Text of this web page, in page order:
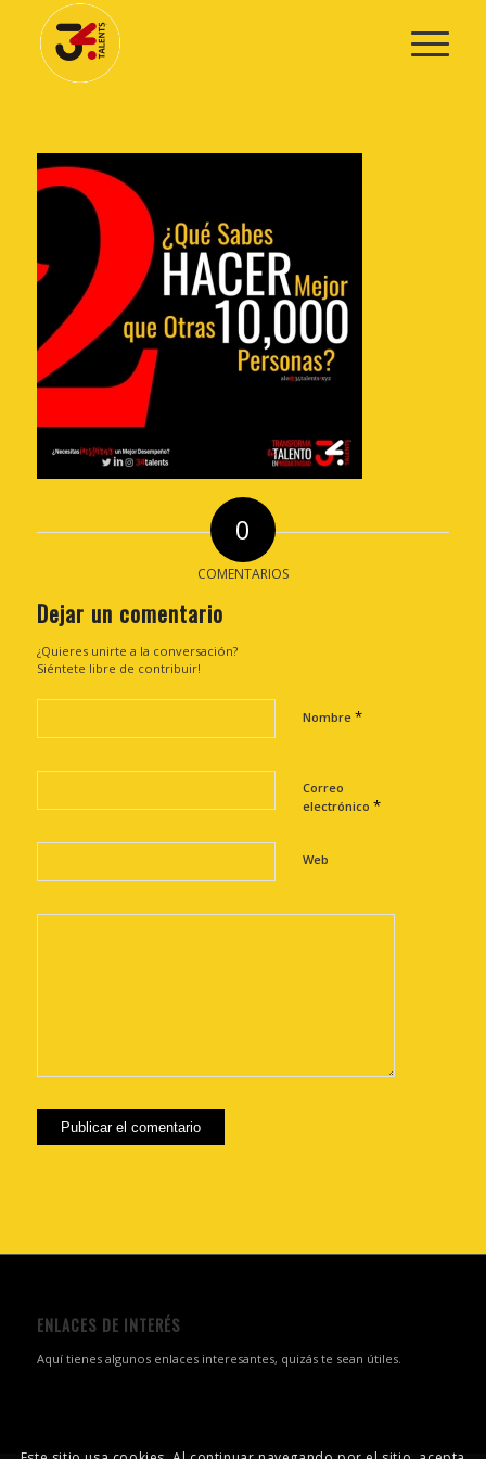
0
COMENTARIOS
Dejar un comentario
¿Quieres unirte a la conversación?
Siéntete libre de contribuir!
Nombre *
Correo
electrónico *
Web
ENLACES DE INTERÉS
Aquí tienes algunos enlaces interesantes, quizás te sean útiles.